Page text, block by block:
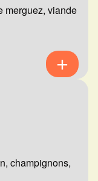
merguez, viande
champignons,